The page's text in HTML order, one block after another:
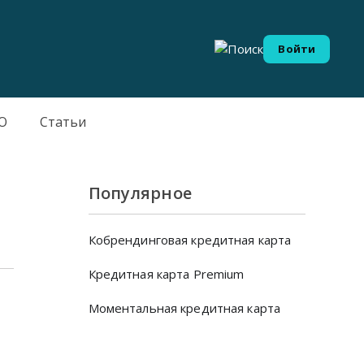
Войти
Статьи
Популярное
Кобрендинговая кредитная карта
Кредитная карта Premium
Моментальная кредитная карта